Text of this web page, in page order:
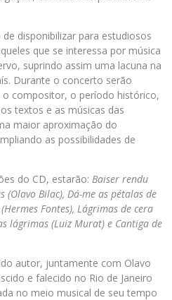
disponibilizar para estudiosos
que se interessa por música
suprindo assim uma lacuna na
Durante o concerto serão
compositor, o período histórico,
textos e as músicas das
maior aproximação do
as possibilidades de
do CD, estarão: Baiser rendu
(Olavo Bilac), Dá-me as pétalas de
Fontes), Lágrimas de cera
lágrimas (Luiz Murat) e Cantiga de
autor, juntamente com Olavo
e falecido no Rio de Janeiro
no meio musical de seu tempo